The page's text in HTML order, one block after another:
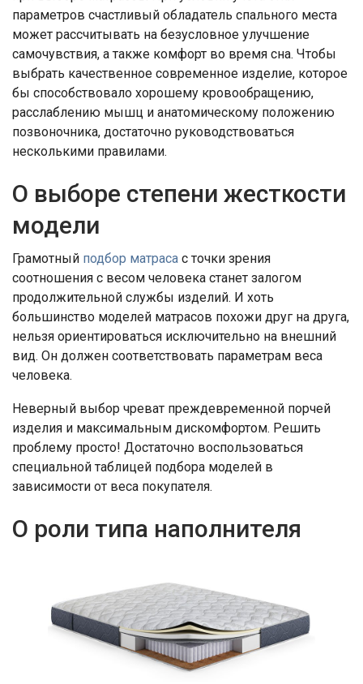
параметров счастливый обладатель спального места
может рассчитывать на безусловное улучшение
самочувствия, а также комфорт во время сна. Чтобы
выбрать качественное современное изделие, которое
бы способствовало хорошему кровообращению,
расслаблению мышц и анатомическому положению
позвоночника, достаточно руководствоваться
несколькими правилами.
О выборе степени жесткости
модели
Грамотный подбор матраса с точки зрения
соотношения с весом человека станет залогом
продолжительной службы изделий. И хоть
большинство моделей матрасов похожи друг на друга,
нельзя ориентироваться исключительно на внешний
вид. Он должен соответствовать параметрам веса
человека.
Неверный выбор чреват преждевременной порчей
изделия и максимальным дискомфортом. Решить
проблему просто! Достаточно воспользоваться
специальной таблицей подбора моделей в
зависимости от веса покупателя.
О роли типа наполнителя